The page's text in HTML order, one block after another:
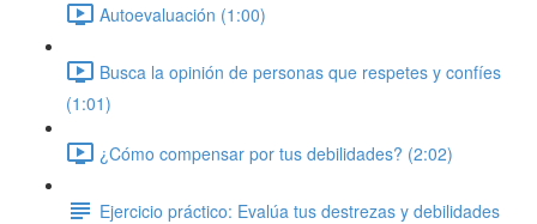
Autoevaluación (1:00)
Busca la opinión de personas que respetes y confíes
(1:01)
¿Cómo compensar por tus debilidades? (2:02)
Ejercicio práctico: Evalúa tus destrezas y debilidades